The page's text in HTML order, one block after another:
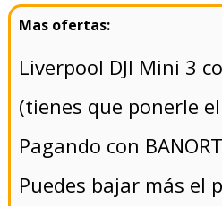
Liverpool DJI Mini 3
(tienes que ponerle
Pagando con
Puedes bajar más el